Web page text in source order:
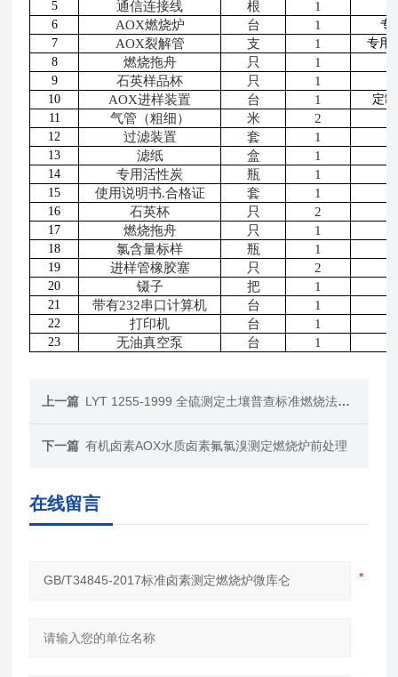
5 通信连接线 根 1
6
AOX燃烧炉 台 1
专
7
AOX裂解管 支 1 专用
8
燃烧拖舟 只 1
9 石英样品杯 只 1
10 AOX进样装置 台 1
定
11
气管（粗细） 米 2
12
过滤装置 套 1
13 滤纸 盒 1
14 专用活性炭 瓶 1
15 使用说明书.合格证 套 1
16 石英杯 只 2
17 燃烧拖舟 只 1
18 氯含量标样 瓶 1
19 进样管橡胶塞 只 2
20 镊子 把 1
21 带有232串口计算机 台 1
22 打印机 台 1
23 无油真空泵 台 1
上一篇 LYT 1255-1999 全硫测定土壤普查标准燃烧法测硫管式炉
下一篇 有机卤素AOX水质卤素氟氯溴测定燃烧炉前处理
在线留言